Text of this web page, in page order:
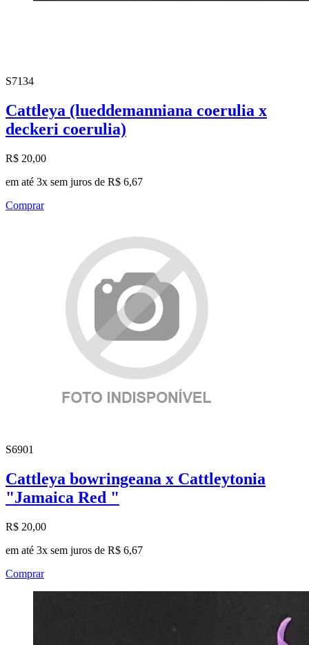
S7134
Cattleya (lueddemanniana coerulia x
deckeri coerulia)
R$ 20,00
em até 3x sem juros de R$ 6,67
Comprar
S6901
Cattleya bowringeana x Cattleytonia
"Jamaica Red "
R$ 20,00
em até 3x sem juros de R$ 6,67
Comprar